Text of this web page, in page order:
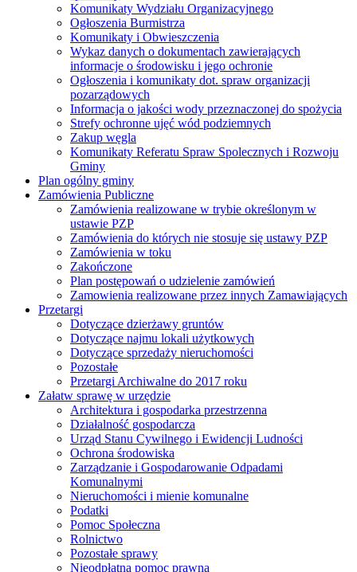
Komunikaty Wydziału Organizacyjnego
Ogłoszenia Burmistrza
Komunikaty i Obwieszczenia
Wykaz danych o dokumentach zawierających
informacje o środowisku i jego ochronie
Ogłoszenia i komunikaty dot. spraw organizacji
pozarządowych
Informacja o jakości wody przeznaczonej do spożycia
Strefy ochronne ujęć wód podziemnych
Zakup węgla
Komunikaty Referatu Spraw Spolecznych i Rozwoju
Gminy
Plan ogólny gminy
Zamówienia Publiczne
Zamówienia realizowane w trybie określonym w
ustawie PZP
Zamówienia do których nie stosuje się ustawy PZP
Zamówienia w toku
Zakończone
Plan postępowań o udzielenie zamówień
Zamowienia realizowane przez innych Zamawiających
Przetargi
Dotyczące dzierżawy gruntów
Dotyczące najmu lokali użytkowych
Dotyczące sprzedaży nieruchomości
Pozostałe
Przetargi Archiwalne do 2017 roku
Załatw sprawę w urzędzie
Architektura i gospodarka przestrzenna
Działalność gospodarcza
Urząd Stanu Cywilnego i Ewidencji Ludności
Ochrona środowiska
Zarządzanie i Gospodarowanie Odpadami
Komunalnymi
Nieruchomości i mienie komunalne
Podatki
Pomoc Społeczna
Rolnictwo
Pozostałe sprawy
Nieodpłatna pomoc prawna